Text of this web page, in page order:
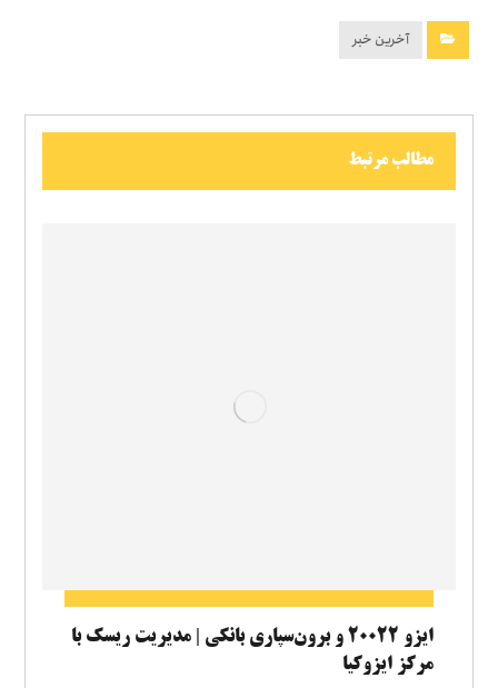
آخرین خبر
مطالب مرتبط
ایزو ۲۰۰۲۲ و برون‌سپاری بانکی | مدیریت ریسک با
مرکز ایزوکیا